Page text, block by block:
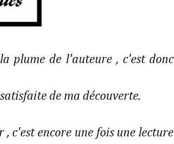
plume de l'auteure , c'est donc
de ma découverte.
, c'est encore une fois une lecture